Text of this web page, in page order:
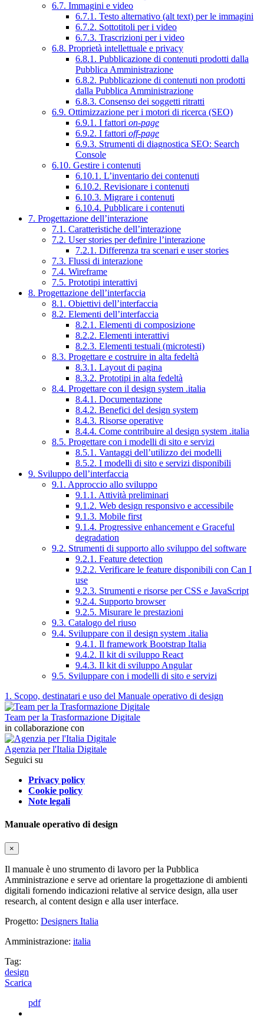
6.7. Immagini e video
6.7.1. Testo alternativo (alt text) per le immagini
6.7.2. Sottotitoli per i video
6.7.3. Trascrizioni per i video
6.8. Proprietà intellettuale e privacy
6.8.1. Pubblicazione di contenuti prodotti dalla
Pubblica Amministrazione
6.8.2. Pubblicazione di contenuti non prodotti
dalla Pubblica Amministrazione
6.8.3. Consenso dei soggetti ritratti
6.9. Ottimizzazione per i motori di ricerca (SEO)
6.9.1. I fattori on-page
6.9.2. I fattori off-page
6.9.3. Strumenti di diagnostica SEO: Search
Console
6.10. Gestire i contenuti
6.10.1. L’inventario dei contenuti
6.10.2. Revisionare i contenuti
6.10.3. Migrare i contenuti
6.10.4. Pubblicare i contenuti
7. Progettazione dell’interazione
7.1. Caratteristiche dell’interazione
7.2. User stories per definire l’interazione
7.2.1. Differenza tra scenari e user stories
7.3. Flussi di interazione
7.4. Wireframe
7.5. Prototipi interattivi
8. Progettazione dell’interfaccia
8.1. Obiettivi dell’interfaccia
8.2. Elementi dell’interfaccia
8.2.1. Elementi di composizione
8.2.2. Elementi interattivi
8.2.3. Elementi testuali (microtesti)
8.3. Progettare e costruire in alta fedeltà
8.3.1. Layout di pagina
8.3.2. Prototipi in alta fedeltà
8.4. Progettare con il design system .italia
8.4.1. Documentazione
8.4.2. Benefici del design system
8.4.3. Risorse operative
8.4.4. Come contribuire al design system .italia
8.5. Progettare con i modelli di sito e servizi
8.5.1. Vantaggi dell’utilizzo dei modelli
8.5.2. I modelli di sito e servizi disponibili
9. Sviluppo dell’interfaccia
9.1. Approccio allo sviluppo
9.1.1. Attività preliminari
9.1.2. Web design responsivo e accessibile
9.1.3. Mobile first
9.1.4. Progressive enhancement e Graceful
degradation
9.2. Strumenti di supporto allo sviluppo del software
9.2.1. Feature detection
9.2.2. Verificare le feature disponibili con Can I
use
9.2.3. Strumenti e risorse per CSS e JavaScript
9.2.4. Supporto browser
9.2.5. Misurare le prestazioni
9.3. Catalogo del riuso
9.4. Sviluppare con il design system .italia
9.4.1. Il framework Bootstrap Italia
9.4.2. Il kit di sviluppo React
9.4.3. Il kit di sviluppo Angular
9.5. Sviluppare con i modelli di sito e servizi
1. Scopo, destinatari e uso del Manuale operativo di design
Team per la Trasformazione Digitale
in collaborazione con
Agenzia per l'Italia Digitale
Seguici su
Privacy policy
Cookie policy
Note legali
Manuale operativo di design
×
Il manuale è uno strumento di lavoro per la Pubblica
Amministrazione e serve ad orientare la progettazione di ambienti
digitali fornendo indicazioni relative al service design, alla user
research, al content design e alla user interface.
Progetto: Designers Italia
Amministrazione: italia
Tag:
design
Scarica
pdf